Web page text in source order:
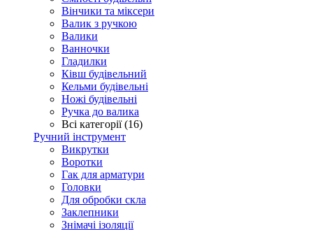
Вінчики та міксери
Валик з ручкою
Валики
Ванночки
Гладилки
Ківш будівельний
Кельми будівельні
Ножі будівельні
Ручка до валика
Всі категорії (16)
Ручний інструмент
Викрутки
Воротки
Гак для арматури
Головки
Для обробки скла
Заклепники
Знімачі ізоляції